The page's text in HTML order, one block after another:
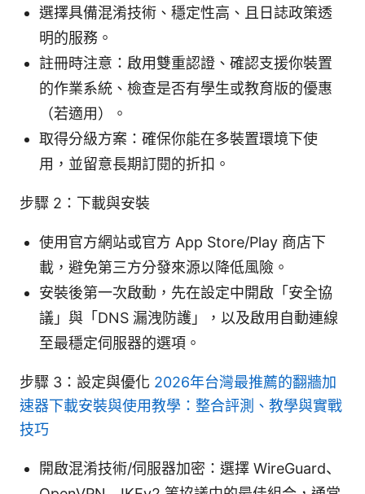
選擇具備混淆技術、穩定性高、且日誌政策透
明的服務。
註冊時注意：啟用雙重認證、確認支援你裝置
的作業系統、檢查是否有學生或教育版的優惠
（若適用）。
取得分級方案：確保你能在多裝置環境下使
用，並留意長期訂閱的折扣。
步驟 2：下載與安裝
使用官方網站或官方 App Store/Play 商店下
載，避免第三方分發來源以降低風險。
安裝後第一次啟動，先在設定中開啟「安全協
議」與「DNS 漏洩防護」，以及啟用自動連線
至最穩定伺服器的選項。
步驟 3：設定與優化 2026年台灣最推薦的翻牆加
速器下載安裝與使用教學：整合評測、教學與實戰
技巧
開啟混淆技術/伺服器加密：選擇 WireGuard、